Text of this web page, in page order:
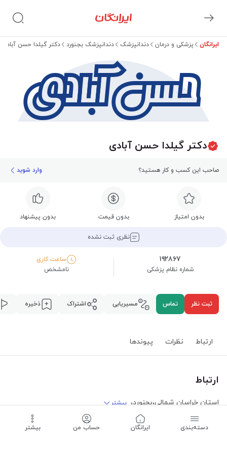
ایرانگان پزشکی و درمان دندانپزشک دندانپزشک بجنورد دکتر گیلدا حسن آبادی
حسن آبادی
دکتر گیلدا حسن آبادی
صاحب این کسب و کار هستید؟ وارد شوید
بدون امتیاز بدون قیمت بدون پیشنهاد
نظری ثبت نشده
۱۹۲۸۶۷
شماره نظام پزشکی
ساعت کاری
نامشخص
ثبت نظر تماس مسیریابی اشتراک ذخیره
ارتباط نظرات پیوند‌ها
ارتباط
استان خراسان شمالی،بجنورد، بیشتر
خیابانی طالقانی غربی، کوچه حسن آبادی، مجتمع پزشکان رازی، طبقه
دسته‌بندی ‌ایرانگان حساب من بیشتر